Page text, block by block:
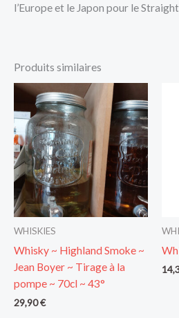
l’Europe et le Japon pour le
Produits similaires
WHISKIES
Whisky ~ Highland Smoke ~
Jean Boyer ~ Tirage à la
pompe ~ 70cl ~ 43°
29,90€